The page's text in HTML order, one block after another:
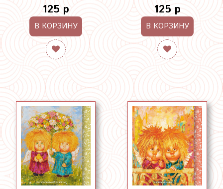
125 р
В КОРЗИНУ
125 р
В КОРЗИНУ